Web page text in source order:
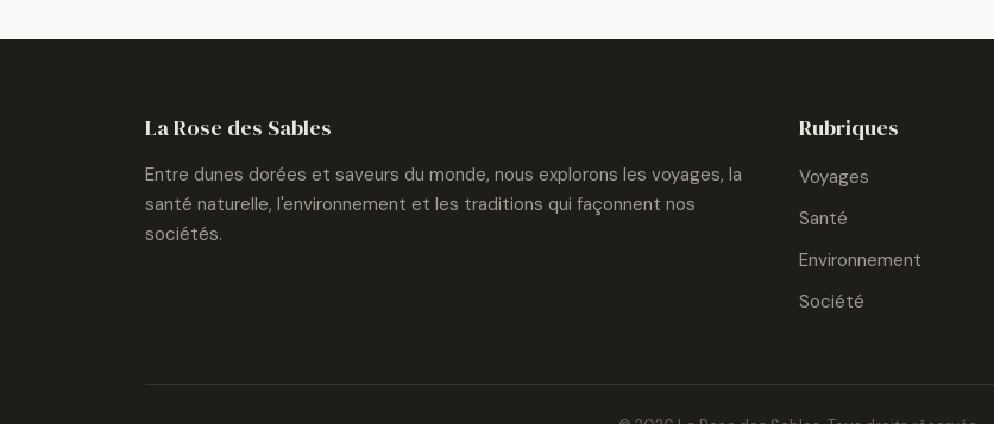
La Rose des Sables
Entre dunes dorées et saveurs du monde, nous explorons les voyages, la
santé naturelle, l'environnement et les traditions qui façonnent nos
sociétés.
Rubriques
Voyages
Santé
Environnement
Société